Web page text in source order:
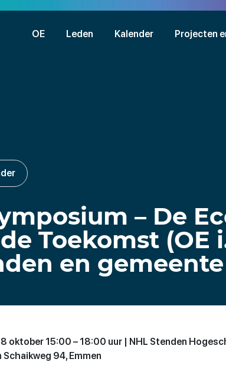
OE Leden Kalender Projecten
– De
Toekomst (OE
en
oktober 15:00 – 18:00 uur | NHL Stenden
Schaikweg 94, Emmen